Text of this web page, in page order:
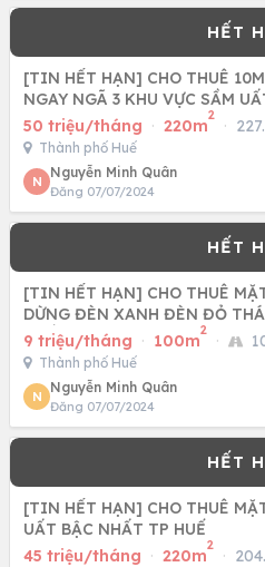
[TIN HẾT HẠN] CHO THUÊ
NGAY NGÃ 3 KHU VỰC SẦM
50 triệu/tháng · 220m
2
·
Thành phố Huế
N
Nguyễn Minh Quân
Đăng 07/07/2024
[TIN HẾT HẠN] CHO THUÊ
DỪNG ĐÈN XANH ĐÈN ĐỎ
HUẾ
9 triệu/tháng · 100m
2
·
Thành phố Huế
N
Nguyễn Minh Quân
Đăng 07/07/2024
[TIN HẾT HẠN] CHO THUÊ
UẤT BẬC NHẤT TP HUẾ
45 triệu/tháng · 220m
2
·